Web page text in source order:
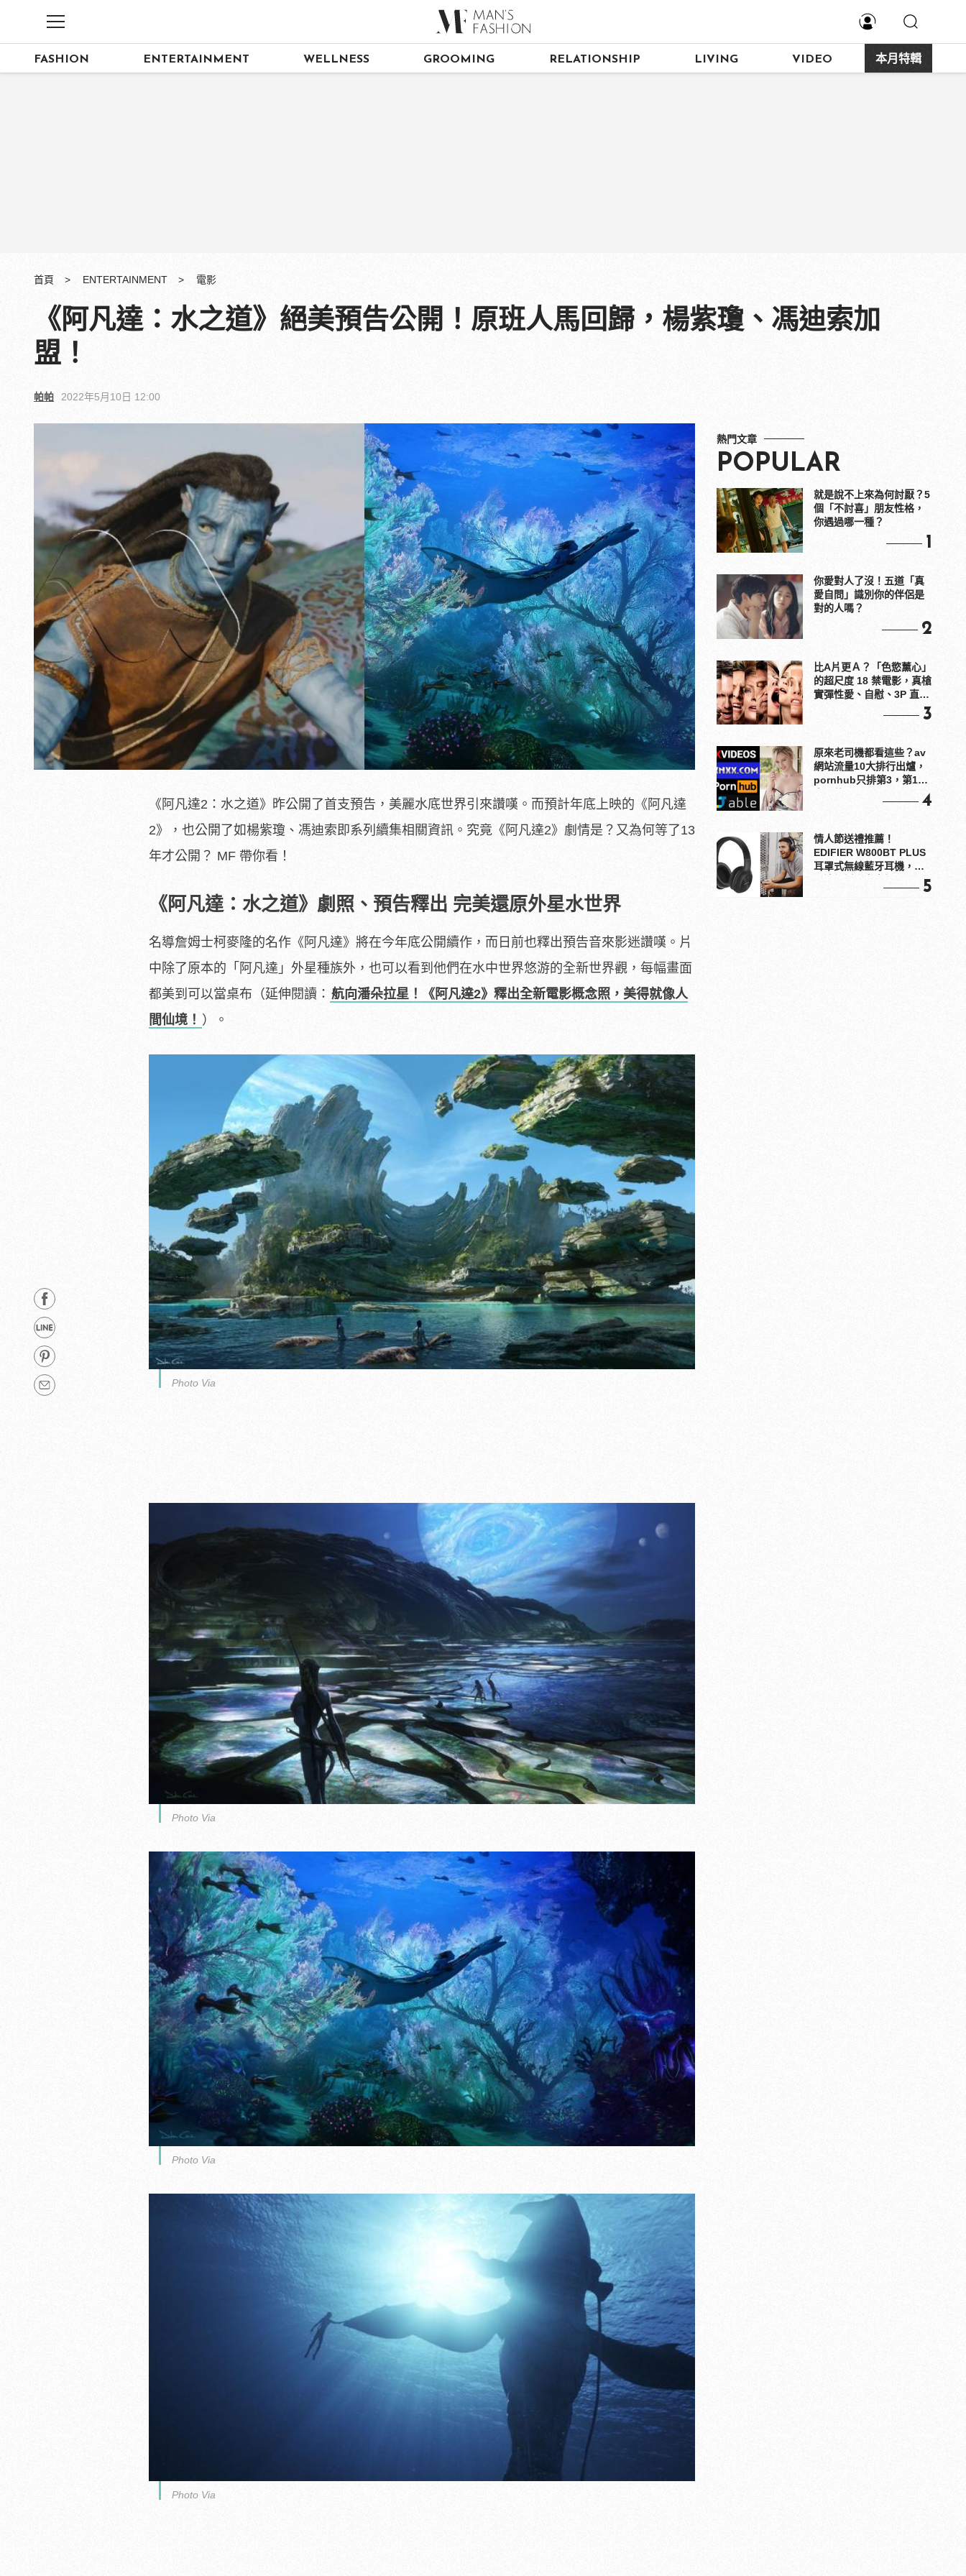
FASHION ENTERTAINMENT WELLNESS GROOMING RELATIONSHIP LIVING VIDEO 本月特輯
首頁 ENTERTAINMENT 電影
《阿凡達：水之道》絕美預告公開！原班人馬回歸，楊紫瓊、馮迪索加
盟！
帕帕 2022年5月10日 12:00
《阿凡達2：水之道》昨公開了首支預告，美麗水底世界引來讚嘆。而預計年底上映的《阿凡達
2》，也公開了如楊紫瓊、馮迪索即系列續集相關資訊。究竟《阿凡達2》劇情是？又為何等了13
年才公開？ MF 帶你看！
《阿凡達：水之道》劇照、預告釋出 完美還原外星水世界
名導詹姆士柯麥隆的名作《阿凡達》將在今年底公開續作，而日前也釋出預告音來影迷讚嘆。片
中除了原本的「阿凡達」外星種族外，也可以看到他們在水中世界悠游的全新世界觀，每幅畫面
都美到可以當桌布（延伸閱讀： 航向潘朵拉星！《阿凡達2》釋出全新電影概念照，美得就像人
間仙境！ ）。
Photo Via
Photo Via
Photo Via
Photo Via
熱門文章
POPULAR
就是說不上來為何討厭？5
個「不討喜」朋友性格，
你遇過哪一種？
1
你愛對人了沒！五道「真
愛自問」識別你的伴侶是
對的人嗎？
2
比A片更Ａ？「色慾薰心」
的超尺度 18 禁電影，真槍
實彈性愛、自慰、3P 直接
3
原來老司機都看這些？av
網站流量10大排行出爐，
pornhub只排第3，第1名
4
情人節送禮推薦！
EDIFIER W800BT PLUS
耳罩式無線藍牙耳機，在
5